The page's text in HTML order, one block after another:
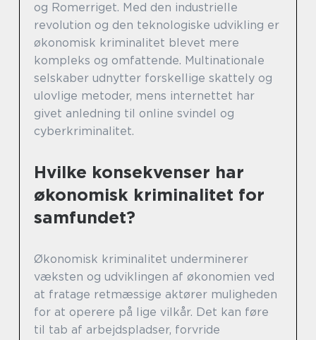
og Romerriget. Med den industrielle
revolution og den teknologiske udvikling er
økonomisk kriminalitet blevet mere
kompleks og omfattende. Multinationale
selskaber udnytter forskellige skattely og
ulovlige metoder, mens internettet har
givet anledning til online svindel og
cyberkriminalitet.
Hvilke konsekvenser har
økonomisk kriminalitet for
samfundet?
Økonomisk kriminalitet underminerer
væksten og udviklingen af økonomien ved
at fratage retmæssige aktører muligheden
for at operere på lige vilkår. Det kan føre
til tab af arbejdspladser, forvride